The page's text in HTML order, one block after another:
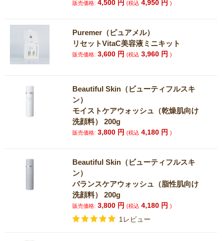
販売価格: 4,500 円(税込 4,950 円)
Puremer（ピュアメル）
リセットVitaC美容液ミニキット
販売価格: 3,600 円(税込 3,960 円)
Beautiful Skin（ビューティフルスキ
ン）
モイストケアウォッシュ（乾燥肌向け
洗顔料） 200g
販売価格: 3,800 円(税込 4,180 円)
Beautiful Skin（ビューティフルスキ
ン）
バランスケアウォッシュ（脂性肌向け
洗顔料） 200g
販売価格: 3,800 円(税込 4,180 円)
1レビュー